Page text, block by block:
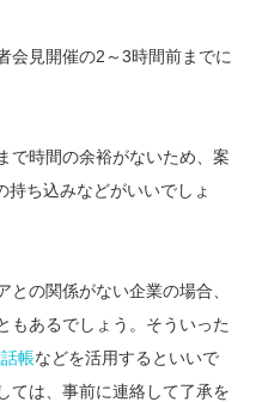
会見開催の2～3時間前までに
で時間の余裕がないため、案
持ち込みなどがいいでしょ
との関係がない企業の場合、
もあるでしょう。そういった
帳などを活用するといいで
ては、事前に連絡して了承を